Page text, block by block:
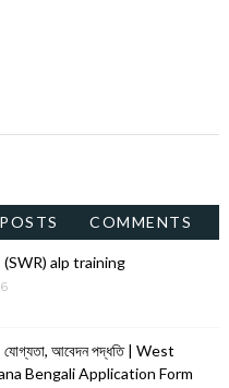
COMMENTS
alp training
যোগ্যতা, আবেদন পদ্ধতি | West
Bengali Application Form